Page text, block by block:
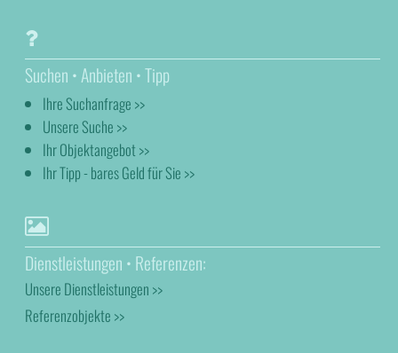
Suchen • Anbieten • Tipp
Ihre Suchanfrage >>
Unsere Suche >>
Ihr Objektangebot >>
Ihr Tipp - bares Geld für Sie >>
Dienstleistungen • Referenzen:
Unsere Dienstleistungen >>
Referenzobjekte >>